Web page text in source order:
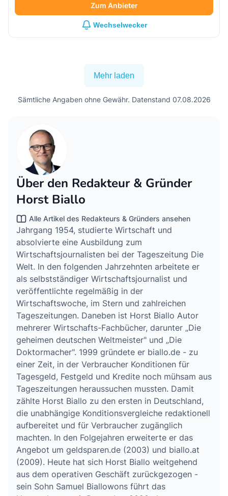
Zum Anbieter
Wechselwecker
Mehr laden
Sämtliche Angaben ohne Gewähr. Datenstand 07.08.2026
Über den Redakteur & Gründer
Horst Biallo
Alle Artikel des Redakteurs & Gründers ansehen
Jahrgang 1954, studierte Wirtschaft und
absolvierte eine Ausbildung zum
Wirtschaftsjournalisten bei der Tageszeitung Die
Welt. In den folgenden Jahrzehnten arbeitete er
als selbstständiger Wirtschaftsjournalist und
veröffentlichte regelmäßig in der
Wirtschaftswoche, im Stern und zahlreichen
Tageszeitungen. Daneben ist Horst Biallo Autor
mehrerer Wirtschafts-Fachbücher, darunter „Die
geheimen deutschen Weltmeister" und „Die
Doktormacher". 1999 gründete er biallo.de - zu
einer Zeit, in der Verbraucher Konditionen für
Tagesgeld, Festgeld und Kredite noch mühsam aus
Tageszeitungen heraussuchen mussten. Damit
zählte Horst Biallo zu den ersten in Deutschland,
die unabhängige Konditionsvergleiche redaktionell
aufbereitet und für Verbraucher zugänglich
machten. In den Folgejahren erweiterte er das
Angebot um geldsparen.de (2003) und biallo.at
(2009). Heute hat sich Horst Biallo weitgehend
aus dem operativen Geschäft zurückgezogen -
sein Sohn Samuel Biallowons führt das